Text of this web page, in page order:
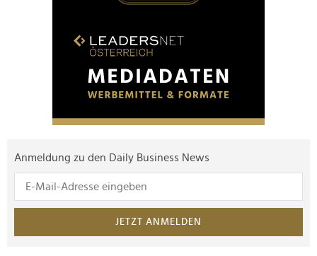
Anmeldung zu den Daily Business News
JETZT ANMELDEN